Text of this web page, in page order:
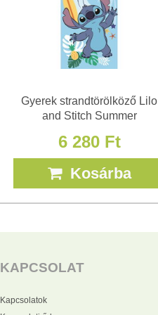
Gyerek strandtörölköző Lilo
and Stitch Summer
6 280 Ft
Kosárba
KAPCSOLAT
Kapcsolatok